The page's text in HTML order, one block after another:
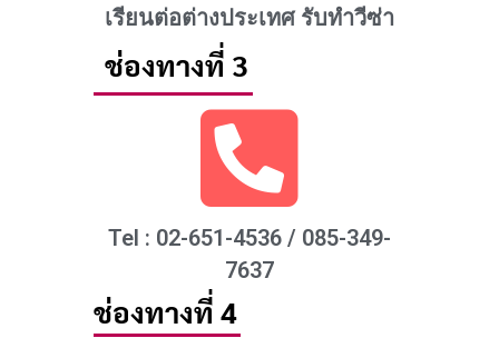
เรียนต่อต่างประเทศ รับทำวีซ่า
ช่องทางที่ 3
Tel : 02-651-4536 / 085-349-
7637
ช่องทางที่ 4